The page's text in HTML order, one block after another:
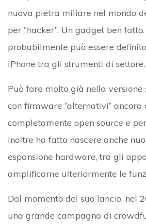
nuova pietra miliare nel mondo
per “hacker”. Un gadget ben
probabilmente può essere
iPhone tra gli strumenti di settore.
Può fare molto già nella versione
con firmware “alternativi” ancora
completamente open source e
inoltre ha fatto nascere anche
espansione hardware, tra gli
amplificarne ulteriormente le
Dal momento del suo lancio, nel
una grande campagna di